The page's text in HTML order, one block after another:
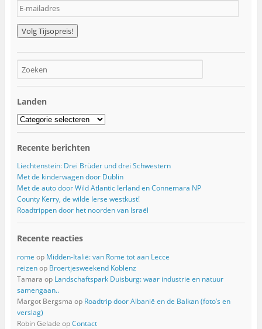
E
-
m
a
i
l
e
s
Landen
Landen
Recente berichten
Liechtenstein: Drei Brüder und drei Schwestern
Met de kinderwagen door Dublin
Met de auto door Wild Atlantic Ierland en Connemara NP
County Kerry, de wilde Ierse westkust!
Roadtrippen door het noorden van Israël
Recente reacties
rome op Midden-Italië: van Rome tot aan Lecce
reizenop Broertjesweekend Koblenz
Tamara op Landschaftspark Duisburg: waar industrie en natuur
samengaan..
Margot Bergsma op Roadtrip door Albanië en de Balkan (foto’s en
verslag)
Robin Gelade opContact